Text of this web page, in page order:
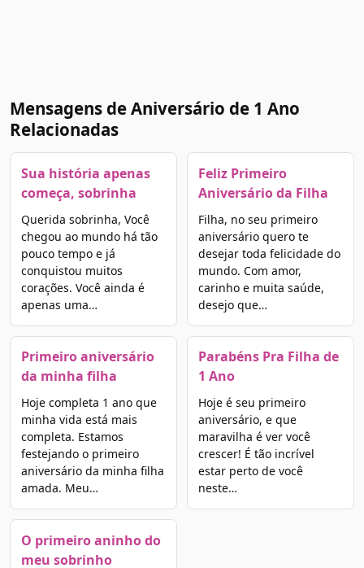
Mensagens de Aniversário de 1 Ano
Relacionadas
Sua história apenas
começa, sobrinha
Querida sobrinha, Você
chegou ao mundo há tão
pouco tempo e já
conquistou muitos
corações. Você ainda é
apenas uma…
Primeiro aniversário
da minha filha
Hoje completa 1 ano que
minha vida está mais
completa. Estamos
festejando o primeiro
aniversário da minha filha
amada. Meu…
O primeiro aninho do
meu sobrinho
Feliz Primeiro
Aniversário da Filha
Filha, no seu primeiro
aniversário quero te
desejar toda felicidade do
mundo. Com amor,
carinho e muita saúde,
desejo que…
Parabéns Pra Filha de
1 Ano
Hoje é seu primeiro
aniversário, e que
maravilha é ver você
crescer! É tão incrível
estar perto de você
neste…